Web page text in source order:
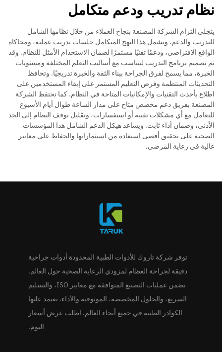
نظام تدريب ودعم متكامل
يتجلى التزام الشركة المصنعة بنجاح العملاء من خلال نظامها الشامل
للتدريب والدعم. ويشمل هذا النهج المتكامل جلسات تدريب عملية، ومحاكاة
الواقع الافتراضي، ودعمًا تقنيًا مستمرًا لضمان الاستخدام الأمثل للنظام. وقد
تم تصميم برنامج التدريب ليتناسب مع أساليب التعلم المختلفة ومستويات
الخبرة، مما يسمح لفرق الجراحة ببناء الثقة والخبرة تدريجيًا. وتحافظ
التحديثات المنتظمة وفرص التعليم المستمر على إبقاء المستخدمين على
اطلاع بأحدث التقنيات والإمكانيات المتاحة في النظام. كما تحتفظ الشركة
المصنعة بفريق دعم مخصص متاح على مدار الساعة طوال أيام الأسبوع
للتعامل مع أي مشكلات تقنية أو استفسارات، وتقليل توقف النظام إلى الحد
الأدنى، وضمان أداء ثابت. ويساعد هيكل الدعم الشامل هذا المؤسسات
الصحية على تحقيق أقصى استفادة من استثماراتها والحفاظ على معايير
عالية في رعاية المرضى.
توفر شركة تاروك للأدوات الطبية المحدودة أدوات جراحية
دقيقة لجراحة العظام لمزودي الرعاية الصحية حول العالم.
تضمن عمليات التصنيع المتوافقة مع معايير ISO، والتسليم
السريع، والحلول المخصصة، الموثوقية والأداء. تعتمد عليها
الكوادر الطبية في جميع أنحاء العالم. اطلب عرض أسعار
اليوم.